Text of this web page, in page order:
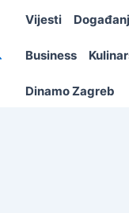
Vijesti
Business
Dinamo Zagreb